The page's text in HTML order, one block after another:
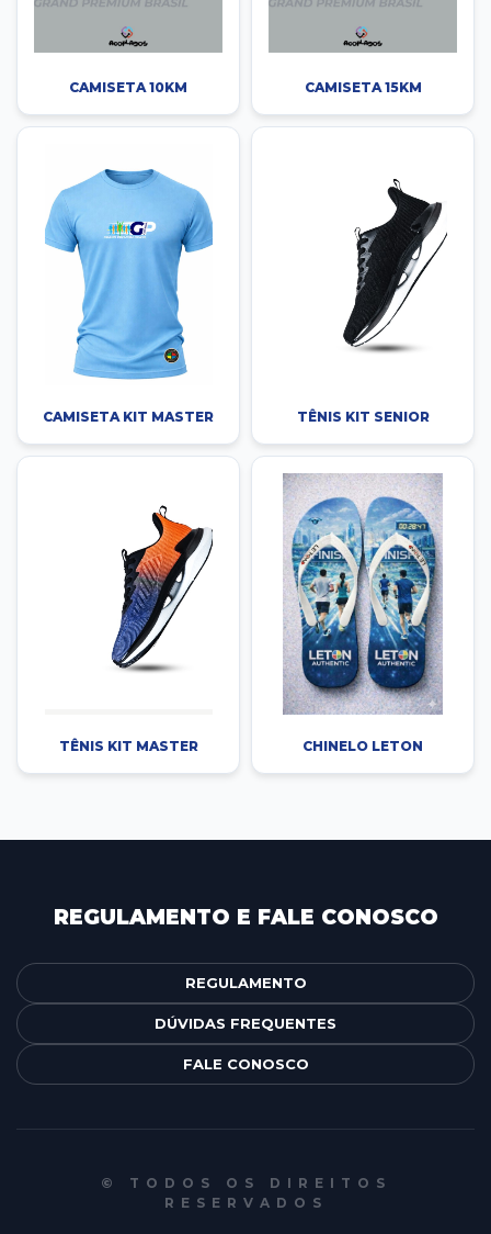
CAMISETA 10KM CAMISETA 15KM
CAMISETA KIT MASTER TÊNIS KIT SENIOR
TÊNIS KIT MASTER CHINELO LETON
REGULAMENTO E FALE CONOSCO
REGULAMENTO
DÚVIDAS FREQUENTES
FALE CONOSCO
© TODOS OS DIREITOS
RESERVADOS